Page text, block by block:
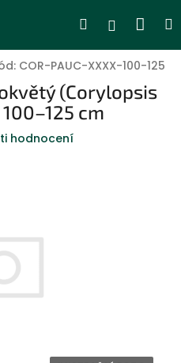
Hledat
COR-PAUC-XXXX-100-125
(Corylopsis
cm
hodnocení